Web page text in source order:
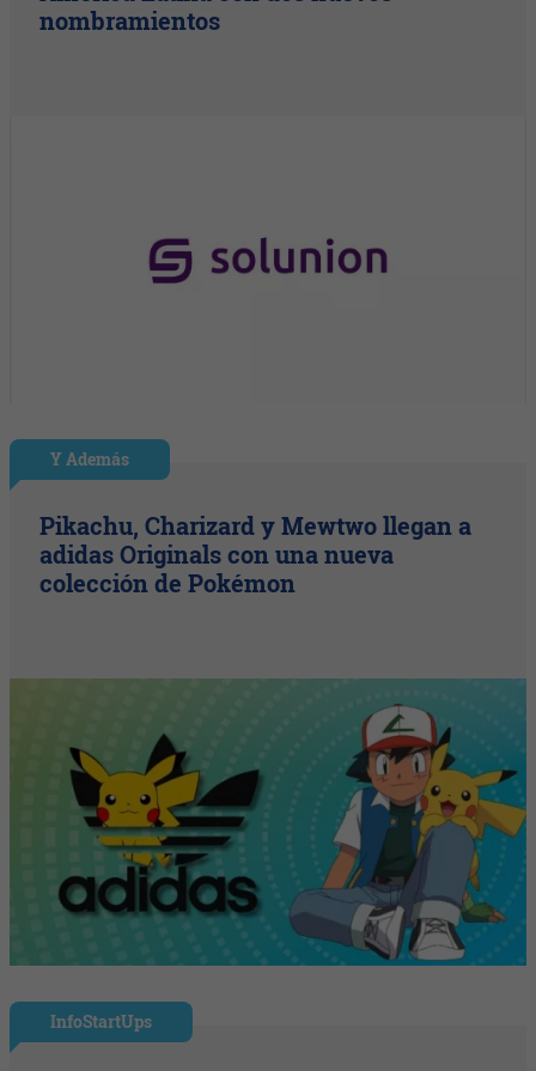
nombramientos
Y Además
Pikachu, Charizard y Mewtwo llegan a
adidas Originals con una nueva
colección de Pokémon
InfoStartUps